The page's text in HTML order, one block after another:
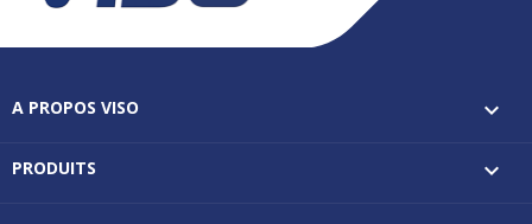
A PROPOS VISO 
PRODUITS 